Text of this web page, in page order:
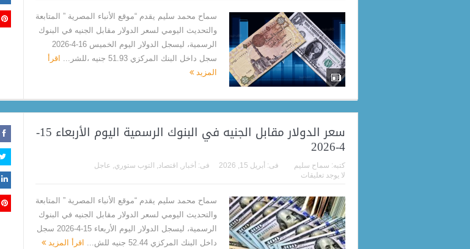
سماح محمد سليم يقدم “موقع الأنباء المصرية ” المتابعة
والتحديث اليومي لسعر الدولار مقابل الجنيه في البنوك
الرسمية، ليسجل الدولار اليوم الخميس 16-4-2026
سجل داخل البنك المركزي 51.93 جنيه ،للشر...
اقرأ
المزيد
سعر الدولار مقابل الجنيه في البنوك الرسمية اليوم الأربعاء 15-
4-2026
كتبه: سماح سليم فى: أبريل 15, 2026 فى: أخبار اقتصاد التوب ستوري عاجل
لا يوجد تعليقات
سماح محمد سليم يقدم “موقع الأنباء المصرية ” المتابعة
والتحديث اليومي لسعر الدولار مقابل الجنيه في البنوك
الرسمية، ليسجل الدولار اليوم الأربعاء 15-4-2026 سجل
داخل البنك المركزي 52.44 جنيه للش...
اقرأ المزيد